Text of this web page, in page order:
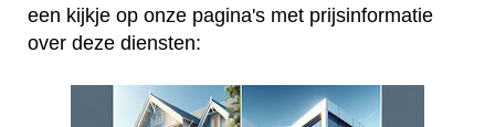
een kijkje op onze pagina's met prijsinformatie
over deze diensten: